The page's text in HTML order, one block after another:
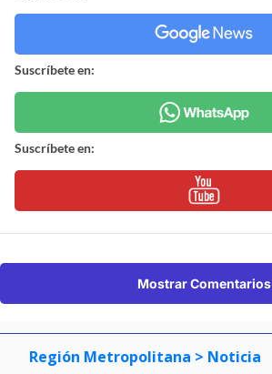
Suscríbete en:
Suscríbete en:
Mostrar Comentarios
Región Metropolitana > Noticia